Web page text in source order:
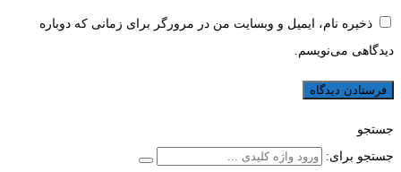
ذخیره نام، ایمیل و وبسایت من در مرورگر برای زمانی که دوباره
دیدگاهی می‌نویسم.
جستجو
جستجو برای: